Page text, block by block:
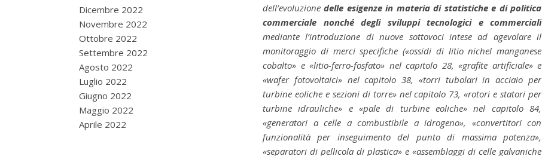
Dicembre 2022
Novembre 2022
Ottobre 2022
Settembre 2022
Agosto 2022
Luglio 2022
Giugno 2022
Maggio 2022
Aprile 2022
dell’evoluzionedelle esigenze in materia di statistiche e di politica
commerciale nonché degli sviluppi tecnologici e commerciali
mediante l’introduzione di nuove sottovoci intese ad agevolare il
monitoraggio di merci specifiche («ossidi di litio nichel manganese
cobalto» e «litio-ferro-fosfato» nel capitolo 28, «grafite artificiale» e
«wafer fotovoltaici» nel capitolo 38, «torri tubolari in acciaio per
turbine eoliche e sezioni di torre» nel capitolo 73, «rotori e statori per
turbine idrauliche» e «pale di turbine eoliche» nel capitolo 84,
«generatori a celle a combustibile a idrogeno», «convertitori con
funzionalità per inseguimento del punto di massima potenza»,
«separatori di pellicola di plastica» e «assemblaggi di celle galvaniche